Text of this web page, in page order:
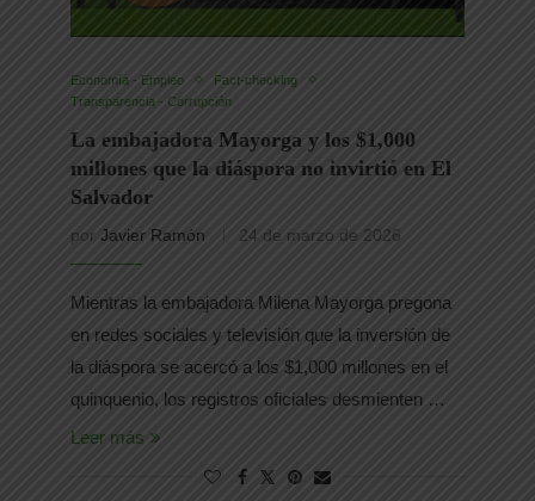
Economía - Empleo
Fact-checking
Transparencia - Corrupción
La embajadora Mayorga y los $1,000
millones que la diáspora no invirtió en El
Salvador
por Javier Ramón 24 de marzo de 2026
Mientras la embajadora Milena Mayorga pregona
en redes sociales y televisión que la inversión de
la diáspora se acercó a los $1,000 millones en el
quinquenio, los registros oficiales desmienten …
Leer más